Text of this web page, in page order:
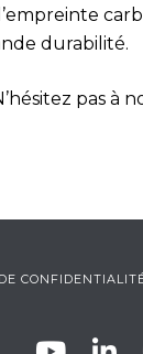
durabilité.